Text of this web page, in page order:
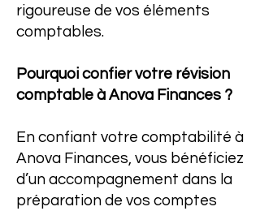
rigoureuse de vos éléments
comptables.
Pourquoi confier votre révision
comptable à Anova Finances ?
En confiant votre comptabilité à
Anova Finances, vous bénéficiez
d’un accompagnement dans la
préparation de vos comptes